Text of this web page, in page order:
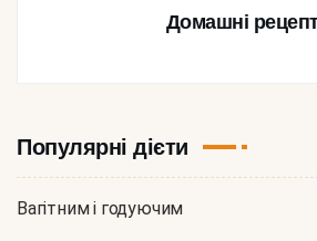
Домашні
Популярні дієти
Вагітним і годуючим